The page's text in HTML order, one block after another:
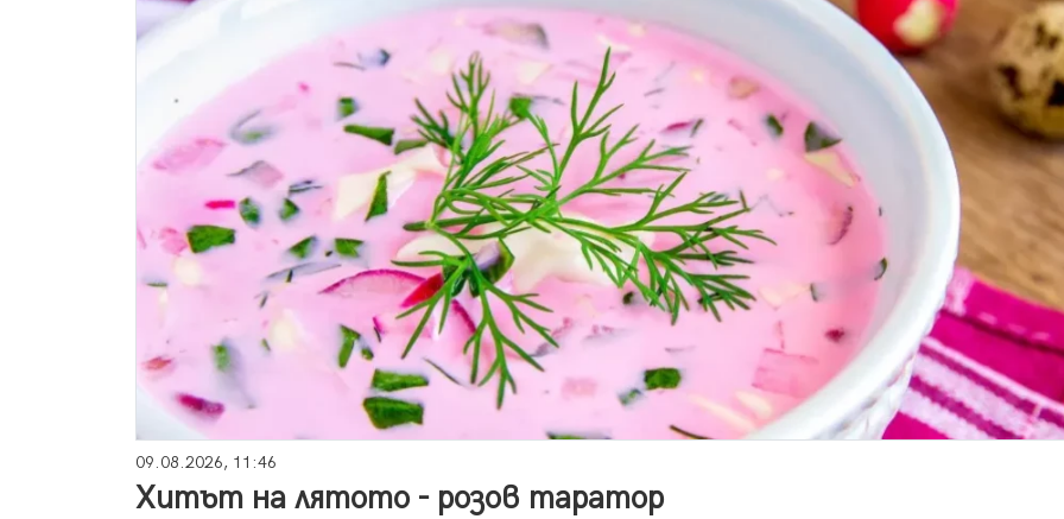
09.08.2026, 11:46
Хитът на лятото - розов таратор